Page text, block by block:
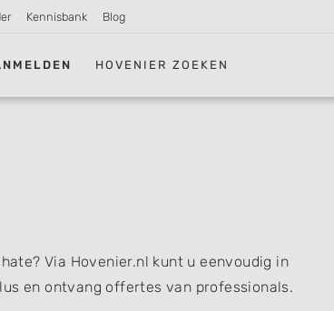
Kennisbank Blog
HOVENIER ZOEKEN
Via Hovenier.nl kunt u eenvoudig in
en ontvang offertes van professionals.